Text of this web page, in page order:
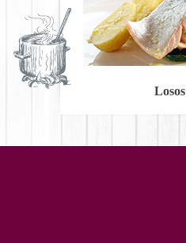
Losos